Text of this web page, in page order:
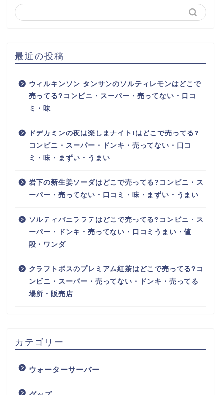
最近の投稿
ウィルキンソン タンサンのソルティレモンはどこで
売ってる?コンビニ・スーパー・売ってない・口コ
ミ・味
ドデカミンの夜は楽しまナイト!はどこで売ってる?
コンビニ・スーパー・ドンキ・売ってない・口コ
ミ・味・まずい・うまい
岩下の新生姜ソーダはどこで売ってる?コンビニ・ス
ーパー・売ってない・口コミ・味・まずい・うまい
ソルティバニララテはどこで売ってる?コンビニ・ス
ーパー・ドンキ・売ってない・口コミうまい・値
段・ワンダ
クラフトボスのプレミアム紅茶はどこで売ってる?コ
ンビニ・スーパー・売ってない・ドンキ・売ってる
場所・販売店
カテゴリー
ウォーターサーバー